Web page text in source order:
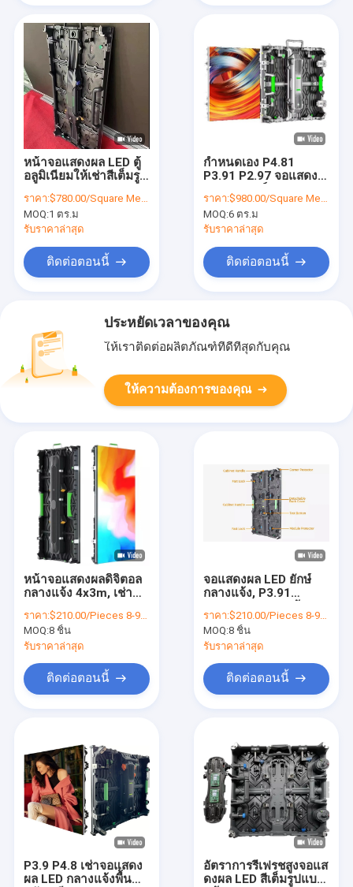
หน้าจอแสดงผล LED ตู้
อลูมิเนียมให้เช่าสีเต็มรูป
P4.81
ราคา:$780.00/Square Meters 8-49 Square Meters
MOQ:1 ตร.ม
รับราคาล่าสุด
ติดต่อตอนนี้
กำหนดเอง P4.81
P3.91 P2.97 จอแสดง
ผลกลางแจ้งจอแสดงผล
LED ขนาดใหญ่กลาง
แจ้ง
ราคา:$980.00/Square Meters 6-49 Square Meters
MOQ:6 ตร.ม
รับราคาล่าสุด
ติดต่อตอนนี้
ประหยัดเวลาของคุณ
ให้เราติดต่อผลิตภัณฑ์ที่ดีที่สุดกับคุณ
ให้ความต้องการของคุณ
หน้าจอแสดงผลดิจิตอล
กลางแจ้ง 4x3m, เช่า
ราคา:$210.00/Pieces 8-99 Pieces
MOQ:8 ชิ้น
รับราคาล่าสุด
ติดต่อตอนนี้
จอแสดงผล LED ยักษ์
กลางแจ้ง, P3.91
ยักษ์สำหรับเช่า
ราคา:$210.00/Pieces 8-99 Pieces
MOQ:8 ชิ้น
รับราคาล่าสุด
ติดต่อตอนนี้
P3.9 P4.8 เช่าจอแสดง
ผล LED กลางแจ้งพื้น
อัตราการรีเฟรชสูงจอแส
ดงผล LED สีเต็มรูปแบบ